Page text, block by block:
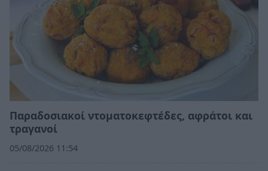
Παραδοσιακοί ντοματοκεφτέδες, αφράτοι και
τραγανοί
05/08/2026 11:54